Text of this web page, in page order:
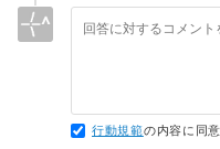
行動規範の内容に同